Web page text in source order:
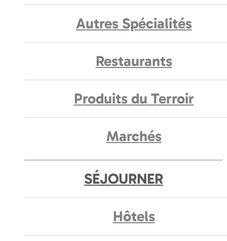
Autres Spécialités
Restaurants
Produits du Terroir
Marchés
SÉJOURNER
Hôtels